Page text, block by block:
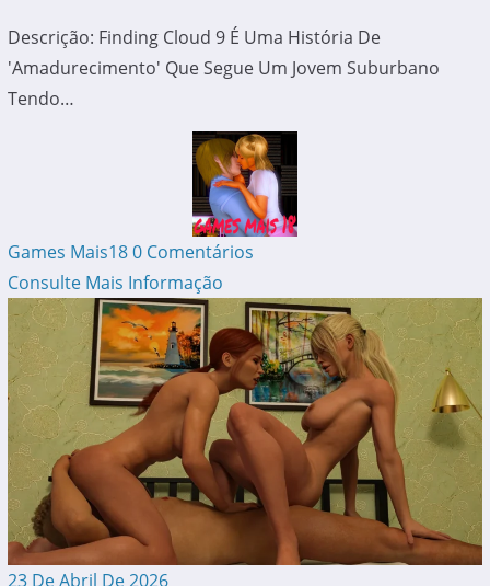
Descrição: Finding Cloud 9 É Uma História De
'amadurecimento' Que Segue Um Jovem Suburbano
Tendo…
Games Mais180 Comentários
Consulte Mais Informação
23 De Abril De 2026